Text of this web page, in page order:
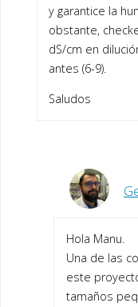
y garantice la
obstante,
dS/cm en
antes (6-9).
Saludos
Hola Manu.
Una de las
este
tamaños